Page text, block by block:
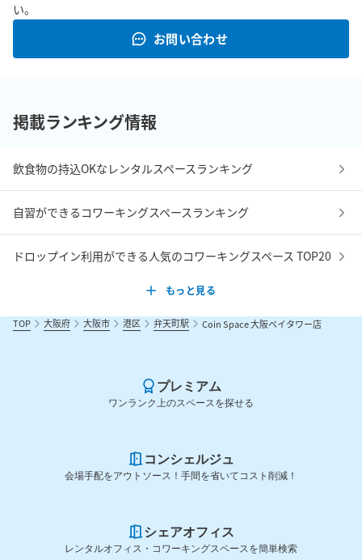
い。
お問い合わせ
掲載ランキング情報
飲食物の持込OKなレンタルスペースランキング
自習ができるコワーキングスペースランキング
ドロップイン利用ができる人気のコワーキングスペース TOP20
もっと見る
TOP 大阪府 大阪市 港区 弁天町駅 Coin Space 大阪ベイタワー店
プレミアム
ワンランク上のスペースを探せる
コンシェルジュ
会場手配をアウトソース！手間を省いてコスト削減！
シェアオフィス
レンタルオフィス・コワーキングスペースを簡単検索